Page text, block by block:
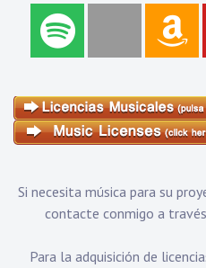
Si necesita música para su
contacte conmigo a
Para la adquisición de